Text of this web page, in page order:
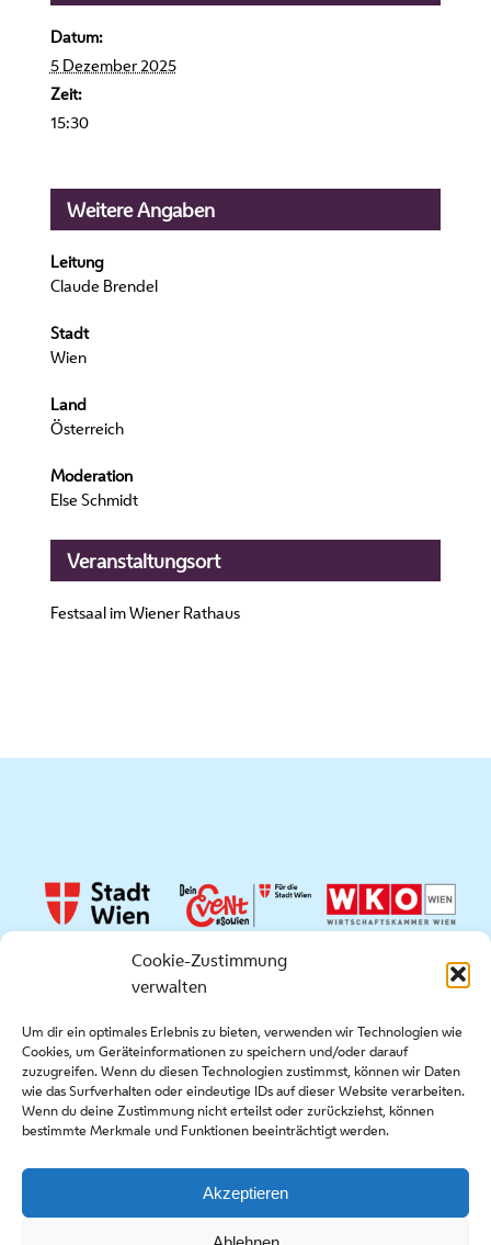
Cookie-Zustimmung
verwalten
Um dir ein optimales Erlebnis zu bieten, verwenden wir Technologien wie
Cookies, um Geräteinformationen zu speichern und/oder darauf
zuzugreifen. Wenn du diesen Technologien zustimmst, können wir Daten
wie das Surfverhalten oder eindeutige IDs auf dieser Website verarbeiten.
Wenn du deine Zustimmung nicht erteilst oder zurückziehst, können
bestimmte Merkmale und Funktionen beeinträchtigt werden.
Akzeptieren
Datum:
5 Dezember 2025
Zeit:
15:30
Veranstaltungsort
Festsaal im Wiener Rathaus
Weitere Angaben
Leitung
Claude Brendel
Stadt
Wien
Land
Österreich
Moderation
Else Schmidt
Presse
Kontakt
Ausschreibungen
Copyright stadt wien marketing gmbh |